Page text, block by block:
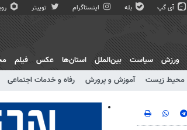
آی گپ بله اینستاگرام توییتر
محیط زیست آموزش و پرورش رفاه و خدمات اجتماعی
ورزش سیاست بین‌الملل استان‌ها عکس فیلم